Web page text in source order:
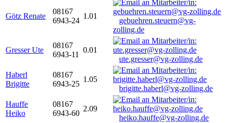
Götz Renate
08167
6943-24
1.01
gebuehren.steuern@vg-
zolling.de
Gresser Ute
08167
6943-11
0.01
ute.gresser@vg-zolling.de
Haberl
Brigitte
08167
6943-25
1.05
brigitte.haberl@vg-zolling.de
Hauffe
Heiko
08167
6943-60
2.09
heiko.hauffe@vg-zolling.de